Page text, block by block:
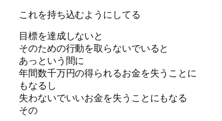
これを持ち込むようにしてる
目標を達成しないと
そのための行動を取らないでいると
あっという間に
年間数千万円の得られるお金を失うことに
もなるし
失わないでいいお金を失うことにもなる
その